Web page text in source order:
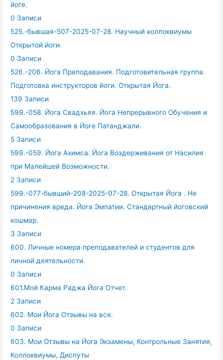
йоге.
0 Записи
525.-бывшая-507-2025-07-28. Научный коллоквиумы
Открытой йоги.
0 Записи
526.-206. Йога Преподавания. Подготовительная группа.
Подготовка инструкторов йоги. Открытая Йога.
139 Записи
599.-058. Йога Свадхьяя. Йога Непрерывного Обучения и
Самообразования в Йоге Патанджали.
5 Записи
599.-059. Йога Ахимса. Йога Воздерживания от Насилия
при Малейшей Возможности.
2 Записи
599.-077-бывший-208-2025-07-28. Открытая Йога . Не
причинения вреда. Йога Эмпатии. Стандартный йоговский
кошмар.
3 Записи
600. Личные номера преподавателей и студентов для
личной деятельности.
0 Записи
601.Мой Карма Раджа Йога Отчет.
2 Записи
602. Мои Йога Отзывы на все.
0 Записи
603. Мои Отзывы на Йога Экзамены, Контрольные Занятия,
Коллоквиумы, Диспуты